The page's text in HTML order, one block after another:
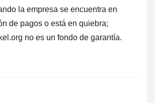
la empresa se encuentra en
de pagos o está en quiebra;
no es un fondo de garantía.